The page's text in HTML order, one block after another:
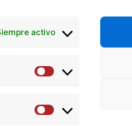
activo
Preferencias
Estadísticas